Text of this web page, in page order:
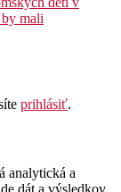
mali
prihlásiť.
analytická a